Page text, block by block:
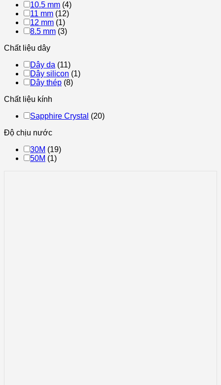
10.5 mm (4)
11 mm (12)
12 mm (1)
8.5 mm (3)
Chất liệu dây
Dây da (11)
Dây silicon (1)
Dây thép (8)
Chất liệu kính
Sapphire Crystal (20)
Độ chịu nước
30M (19)
50M (1)